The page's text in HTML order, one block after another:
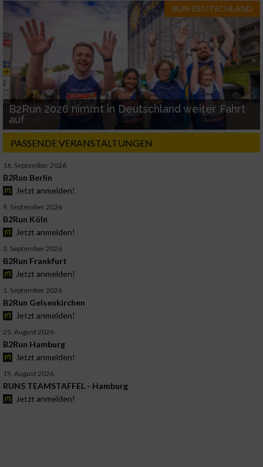
RUN-DEUTSCHLAND
B2Run 2026 nimmt in Deutschland weiter Fahrt
auf
PASSENDE VERANSTALTUNGEN
16. September 2026
B2Run Berlin
Jetzt anmelden!
9. September 2026
B2Run Köln
Jetzt anmelden!
3. September 2026
B2Run Frankfurt
Jetzt anmelden!
1. September 2026
B2Run Gelsenkirchen
Jetzt anmelden!
25. August 2026
B2Run Hamburg
Jetzt anmelden!
19. August 2026
RUN5 TEAMSTAFFEL - Hamburg
Jetzt anmelden!